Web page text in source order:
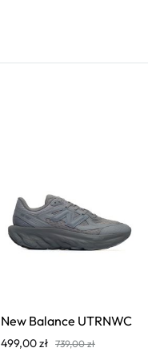
New Balance UTRNWC
499,00zł 739,00zł